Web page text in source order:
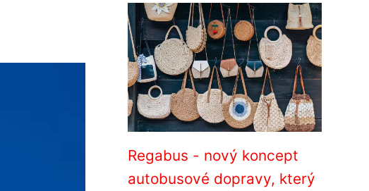
Regabus - nový koncept
autobusové dopravy, který